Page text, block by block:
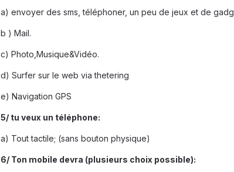
a) envoyer des sms, téléphoner, un peu de jeux et de
b ) Mail.
c) Photo,Musique&Vidéo.
d) Surfer sur le web via thetering
e) Navigation GPS
5/ tu veux un téléphone:
a) Tout tactile; (sans bouton physique)
6/ Ton mobile devra (plusieurs choix possible):